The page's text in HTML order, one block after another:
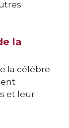
la
la célèbre
et leur